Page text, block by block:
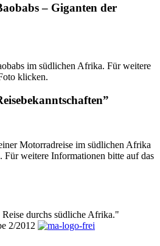
– Giganten der
im südlichen Afrika. Für weitere
klicken.
Motorradreise im südlichen Afrika
weitere Informationen bitte auf das
durchs südliche Afrika."
2/2012